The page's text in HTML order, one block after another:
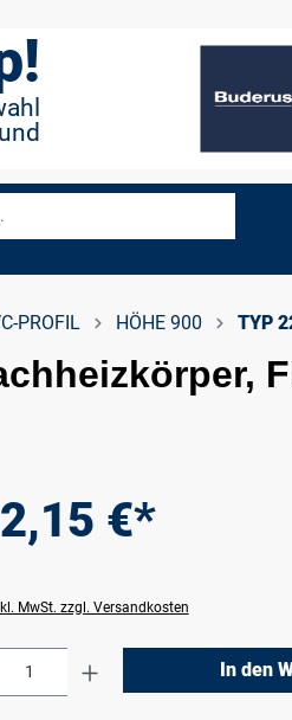
PROFIL HÖHE 900 TYP
€*
MwSt. zzgl. Versandkosten
Anzahl: Gib den
In den